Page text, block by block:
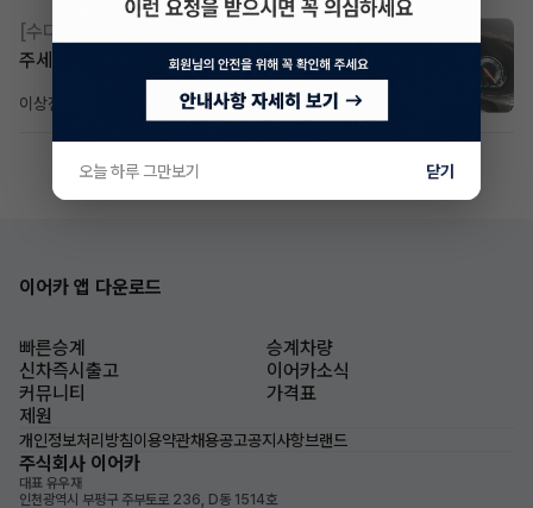
[수다방]
주세요
이상진 댓글 1
이어카 앱 다운로드
빠른승계
승계차량
신차즉시출고
이어카소식
커뮤니티
가격표
제원
개인정보처리방침이용약관채용공고공지사항브랜드
주식회사 이어카
대표 유우재
인천광역시 부평구 주부토로 236, D동 1514호
오늘 하루 그만보기 닫기